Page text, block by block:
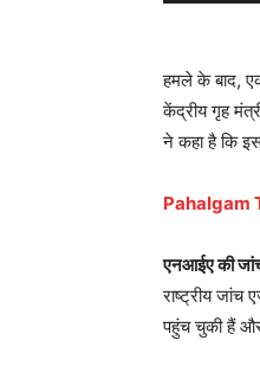
हमले के बाद,
केंद्रीय गृह
ने कहा है कि
Pahalgam
एनआईए की
राष्ट्रीय
पहुंच चुकी हैं